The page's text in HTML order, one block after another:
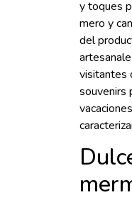
y toques
mero y
del
visitantes
souvenirs